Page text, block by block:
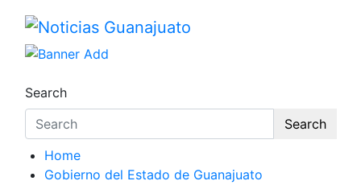
Noticias Guanajuato
Search
Search
Home
Gobierno del Estado de Guanajuato